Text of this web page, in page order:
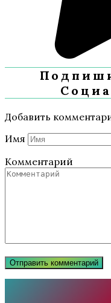
Добавить
Имя
Комментарий